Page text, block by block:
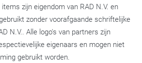
zijn eigendom van RAD N.V. en
zonder voorafgaande schriftelijke
N.V.. Alle logo's van partners zijn
eigenaars en mogen niet
gebruikt worden.